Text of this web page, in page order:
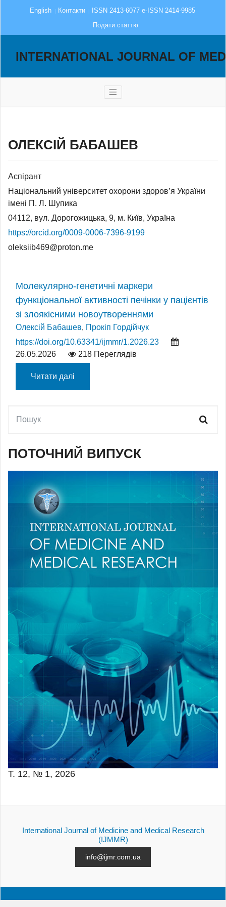
English Контакти
ISSN 2413-6077 e-ISSN 2414-9985
Подати статтю
INTERNATIONAL JOURNAL OF
ОЛЕКСІЙ БАБАШЕВ
Аспірант
Національний університет охорони здоров’я України
імені П. Л. Шупика
04112, вул. Дорогожицька, 9, м. Київ, Україна
https://orcid.org/0009-0006-7396-9199
oleksiib469@proton.me
Молекулярно-генетичні маркери
функціональної активності печінки у пацієнтів
зі злоякісними новоутвореннями
Олексій Бабашев, Прокiп Гордійчук
https://doi.org/10.63341/ijmmr/1.2026.23
26.05.2026
218 Переглядів
Читати далі
ПОТОЧНИЙ ВИПУСК
Т. 12, № 1, 2026
International Journal of Medicine and Medical Research
(IJMMR)
info@ijmr.com.ua